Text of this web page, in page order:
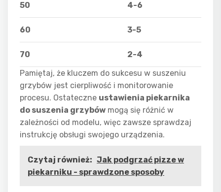
50 4-6
60 3-5
70
2-4
Pamiętaj, że kluczem do sukcesu w suszeniu
grzybów jest cierpliwość i monitorowanie
procesu. Ostateczne ustawienia piekarnika
do suszenia grzybów mogą się różnić w
zależności od modelu, więc zawsze sprawdzaj
instrukcję obsługi swojego urządzenia.
Czytaj również: Jak podgrzać pizze w
piekarniku - sprawdzone sposoby